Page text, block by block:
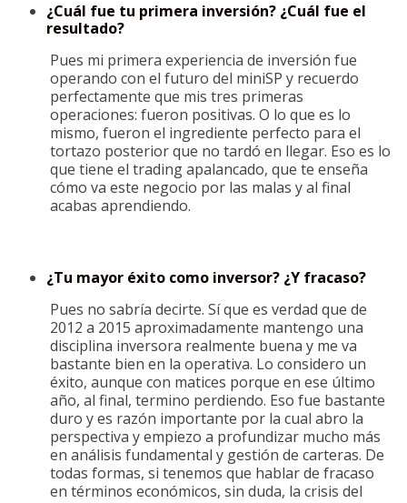
¿Cuál fue tu primera inversión? ¿Cuál fue el
resultado?
Pues mi primera experiencia de inversión fue
operando con el futuro del miniSP y recuerdo
perfectamente que mis tres primeras
operaciones: fueron positivas. O lo que es lo
mismo, fueron el ingrediente perfecto para el
tortazo posterior que no tardó en llegar. Eso es lo
que tiene el trading apalancado, que te enseña
cómo va este negocio por las malas y al final
acabas aprendiendo.
¿Tu mayor éxito como inversor? ¿Y fracaso?
Pues no sabría decirte. Sí que es verdad que de
2012 a 2015 aproximadamente mantengo una
disciplina inversora realmente buena y me va
bastante bien en la operativa. Lo considero un
éxito, aunque con matices porque en ese último
año, al final, termino perdiendo. Eso fue bastante
duro y es razón importante por la cual abro la
perspectiva y empiezo a profundizar mucho más
en análisis fundamental y gestión de carteras. De
todas formas, si tenemos que hablar de fracaso
en términos económicos, sin duda, la crisis del